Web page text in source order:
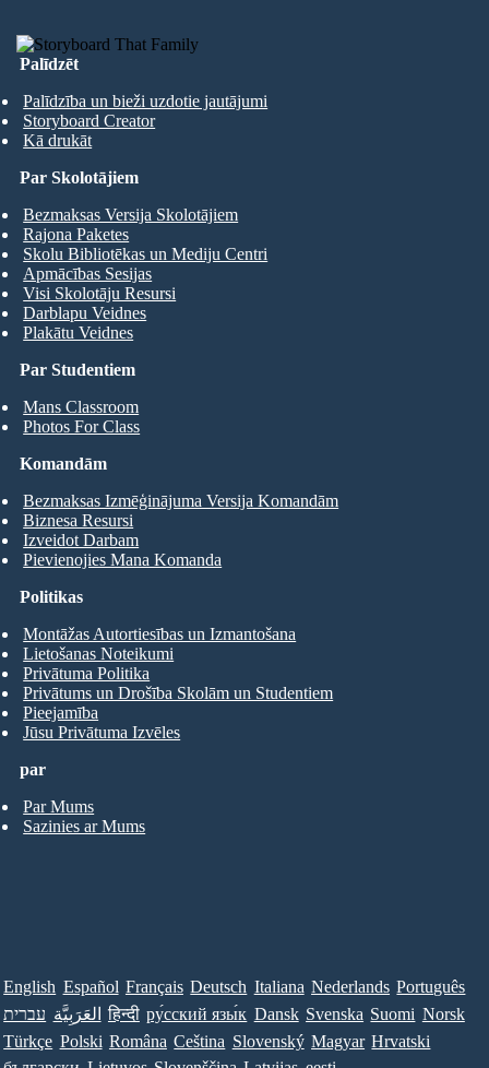
Palīdzēt
Palīdzība un bieži uzdotie jautājumi
Storyboard Creator
Kā drukāt
Par Studentiem
Mans Classroom
Photos For Class
Par Skolotājiem
Bezmaksas Versija Skolotājiem
Rajona Paketes
Skolu Bibliotēkas un Mediju Centri
Apmācības Sesijas
Visi Skolotāju Resursi
Darblapu Veidnes
Plakātu Veidnes
Komandām
Bezmaksas Izmēģinājuma Versija Komandām
Biznesa Resursi
Izveidot Darbam
Pievienojies Mana Komanda
par
Par Mums
Sazinies ar Mums
Politikas
Montāžas Autortiesības un Izmantošana
Lietošanas Noteikumi
Privātuma Politika
Privātums un Drošība Skolām un Studentiem
Pieejamība
Jūsu Privātuma Izvēles
English Español Français Deutsch Italiana Nederlands Português
עברית العَرَبِيَّة हिन्दी ру́сский язы́к Dansk Svenska Suomi Norsk
Türkçe Polski Româna Ceština Slovenský Magyar Hrvatski